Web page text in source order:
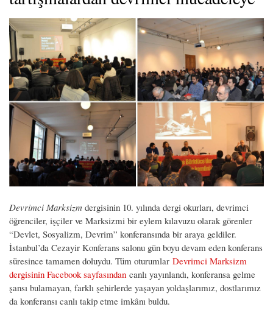
Devrimci Marksizm dergisinin 10. yılında dergi okurları, devrimci
öğrenciler, işçiler ve Marksizmi bir eylem kılavuzu olarak görenler
“Devlet, Sosyalizm, Devrim” konferansında bir araya geldiler.
İstanbul’da Cezayir Konferans salonu gün boyu devam eden konferans
süresince tamamen doluydu. Tüm oturumlar Devrimci Marksizm
dergisinin Facebook sayfasından canlı yayınlandı, konferansa gelme
şansı bulamayan, farklı şehirlerde yaşayan yoldaşlarımız, dostlarımız
da konferansı canlı takip etme imkânı buldu.